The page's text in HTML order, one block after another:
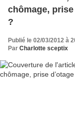
chômage,
?
Publié le 02/03/2012 à
Par Charlotte sceptix